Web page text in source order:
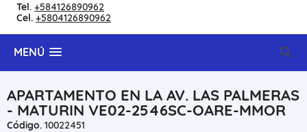
Tel. +584126890962
Cel. +5804126890962
MENÚ
APARTAMENTO EN LA AV. LAS PALMERAS
- MATURIN VE02-2546SC-OARE-MMOR
Código. 10022451